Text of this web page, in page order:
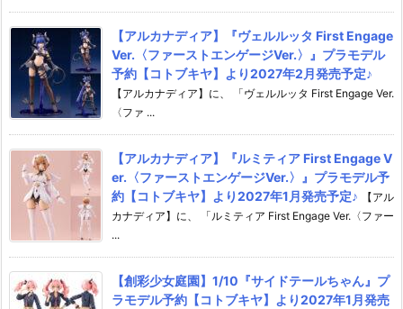
【アルカナディア】『ヴェルルッタ First Engage
Ver.〈ファーストエンゲージVer.〉』プラモデル
予約【コトブキヤ】より2027年2月発売予定♪
【アルカナディア】に、 「ヴェルルッタ First Engage Ver.
〈ファ ...
【アルカナディア】『ルミティア First Engage V
er.〈ファーストエンゲージVer.〉』プラモデル予
約【コトブキヤ】より2027年1月発売予定♪
【アル
カナディア】に、 「ルミティア First Engage Ver.〈ファー
...
【創彩少女庭園】1/10『サイドテールちゃん』プ
ラモデル予約【コトブキヤ】より2027年1月発売